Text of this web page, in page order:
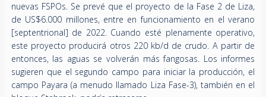
nuevas FSPOs. Se prevé que el proyecto de la Fase 2 de Liza,
de US$6.000 millones, entre en funcionamiento en el verano
[septentrional] de 2022. Cuando esté plenamente operativo,
este proyecto producirá otros 220 kb/d de crudo. A partir de
entonces, las aguas se volverán más fangosas. Los informes
sugieren que el segundo campo para iniciar la producción, el
campo Payara (a menudo llamado Liza Fase-3), también en el